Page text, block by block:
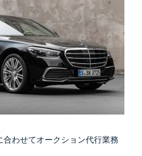
わせてオークション代行業務